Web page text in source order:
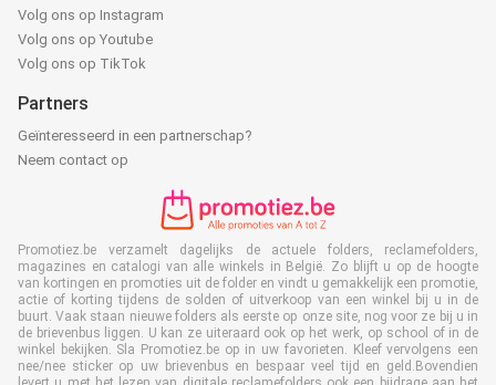
Volg ons op Instagram
Volg ons op Youtube
Volg ons op TikTok
Partners
Geïnteresseerd in een partnerschap?
Neem contact op
Promotiez.be verzamelt dagelijks de actuele folders, reclamefolders,
magazines en catalogi van alle winkels in België. Zo blijft u op de hoogte
van kortingen en promoties uit de folder en vindt u gemakkelijk een promotie,
actie of korting tijdens de solden of uitverkoop van een winkel bij u in de
buurt. Vaak staan nieuwe folders als eerste op onze site, nog voor ze bij u in
de brievenbus liggen. U kan ze uiteraard ook op het werk, op school of in de
winkel bekijken. Sla Promotiez.be op in uw favorieten. Kleef vervolgens een
nee/nee sticker op uw brievenbus en bespaar veel tijd en geld.Bovendien